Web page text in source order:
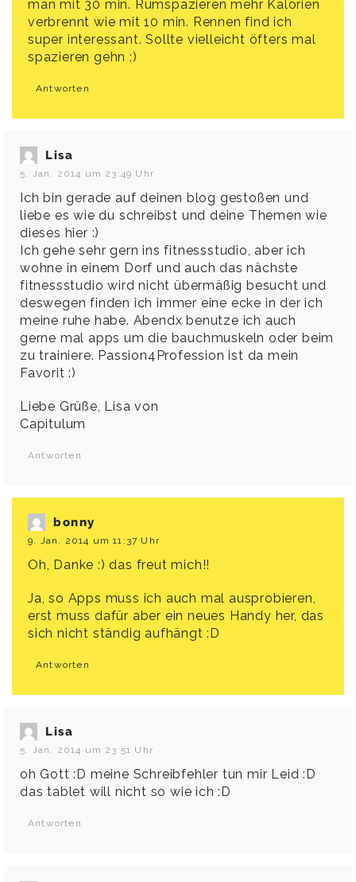
man mit 30 min. Rumspazieren mehr Kalorien
verbrennt wie mit 10 min. Rennen find ich
super interessant. Sollte vielleicht öfters mal
spazieren gehn :)
Antworten
Lisa
5. Jan. 2014 um 23:49 Uhr
Ich bin gerade auf deinen blog gestoßen und
liebe es wie du schreibst und deine Themen wie
dieses hier :)
Ich gehe sehr gern ins fitnessstudio, aber ich
wohne in einem Dorf und auch das nächste
fitnessstudio wird nicht übermäßig besucht und
deswegen finden ich immer eine ecke in der ich
meine ruhe habe. Abendx benutze ich auch
gerne mal apps um die bauchmuskeln oder beim
zu trainiere. Passion4Profession ist da mein
Favorit :)
Liebe Grüße, Lisa von
Capitulum
Antworten
bonny
9. Jan. 2014 um 11:37 Uhr
Oh, Danke :) das freut mich!!
Ja, so Apps muss ich auch mal ausprobieren,
erst muss dafür aber ein neues Handy her, das
sich nicht ständig aufhängt :D
Antworten
Lisa
5. Jan. 2014 um 23:51 Uhr
oh Gott :D meine Schreibfehler tun mir Leid :D
das tablet will nicht so wie ich :D
Antworten